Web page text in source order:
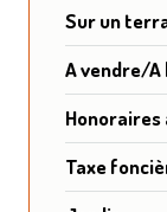
Sur un
A vendre/A
Honoraires
Taxe